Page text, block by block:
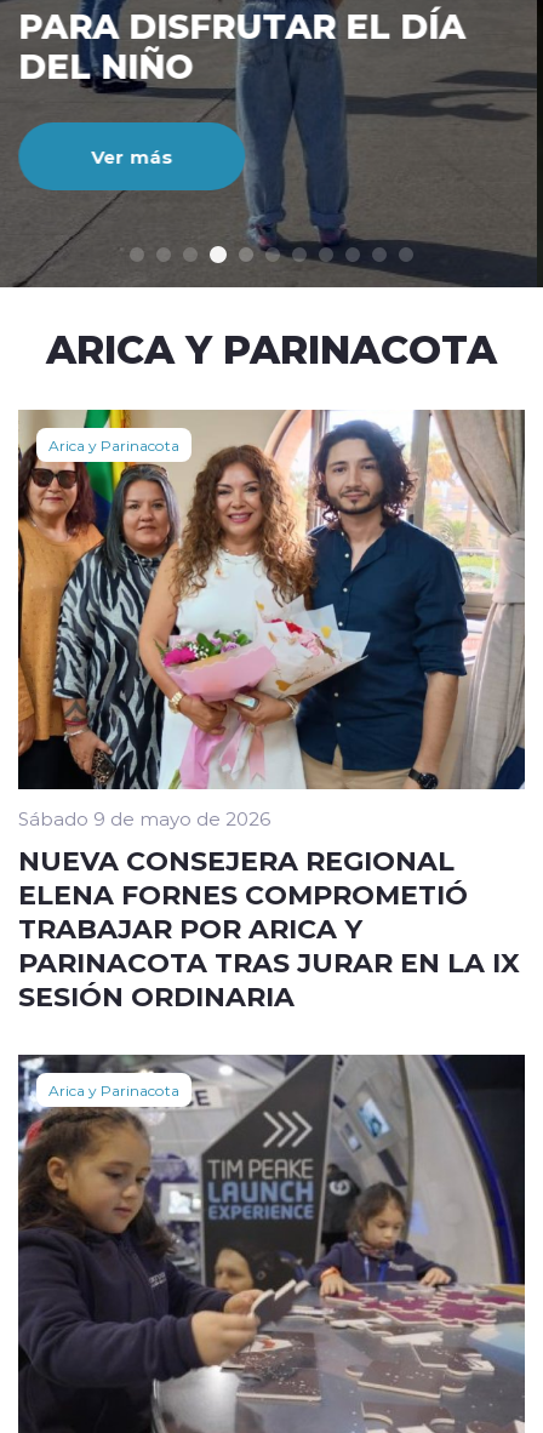
modo claro
CIENTO DURANTE EL MES
DE JULIO
Ver más
ARICA Y PARINACOTA
Arica y Parinacota
Sábado 9 de mayo de 2026
NUEVA CONSEJERA REGIONAL
ELENA FORNES COMPROMETIÓ
TRABAJAR POR ARICA Y
PARINACOTA TRAS JURAR EN LA IX
SESIÓN ORDINARIA
Arica y Parinacota